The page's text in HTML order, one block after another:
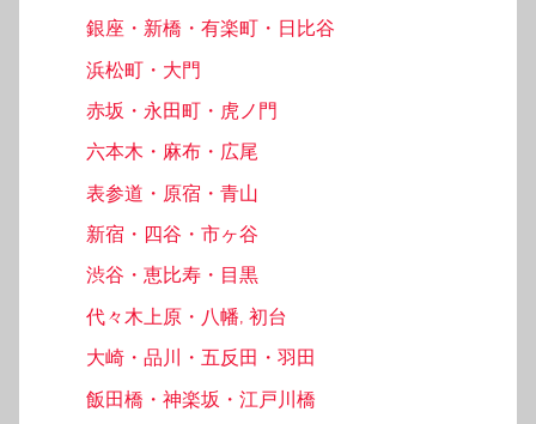
銀座・新橋・有楽町・日比谷
浜松町・大門
赤坂・永田町・虎ノ門
六本木・麻布・広尾
表参道・原宿・青山
新宿・四谷・市ヶ谷
渋谷・恵比寿・目黒
代々木上原・八幡, 初台
大崎・品川・五反田・羽田
飯田橋・神楽坂・江戸川橋